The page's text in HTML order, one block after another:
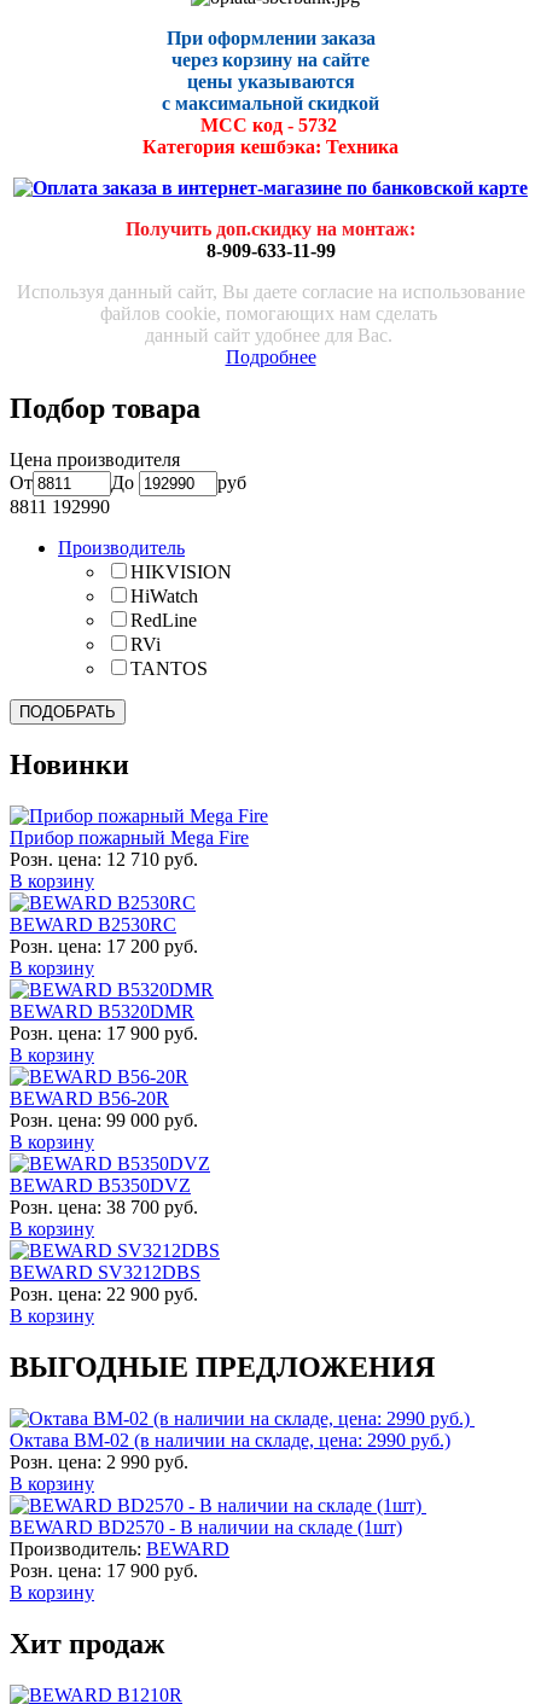
При оформлении заказа
через корзину на сайте
цены указываются
с максимальной скидкой
МСС код - 5732
Категория кешбэка: Техника
Получить доп.скидку на монтаж:
8-909-633-11-99
Используя данный сайт, Вы даете согласие на использование
файлов cookie, помогающих нам сделать
данный сайт удобнее для Вас.
Подробнее
Подбор товара
Цена производителя
От
До
руб
8811 192990
Производитель
HIKVISION
HiWatch
RedLine
RVi
TANTOS
Новинки
Прибор пожарный Mega Fire
Розн. цена: 12 710 руб.
В корзину
BEWARD B2530RC
Розн. цена: 17 200 руб.
В корзину
BEWARD B5320DMR
Розн. цена: 17 900 руб.
В корзину
BEWARD B56-20R
Розн. цена: 99 000 руб.
В корзину
BEWARD B5350DVZ
Розн. цена: 38 700 руб.
В корзину
BEWARD SV3212DBS
Розн. цена: 22 900 руб.
В корзину
ВЫГОДНЫЕ ПРЕДЛОЖЕНИЯ
Октава ВМ-02 (в наличии на складе, цена: 2990 руб.)
Розн. цена: 2 990 руб.
В корзину
BEWARD BD2570 - В наличии на складе (1шт)
Производитель: BEWARD
Розн. цена: 17 900 руб.
В корзину
Хит продаж